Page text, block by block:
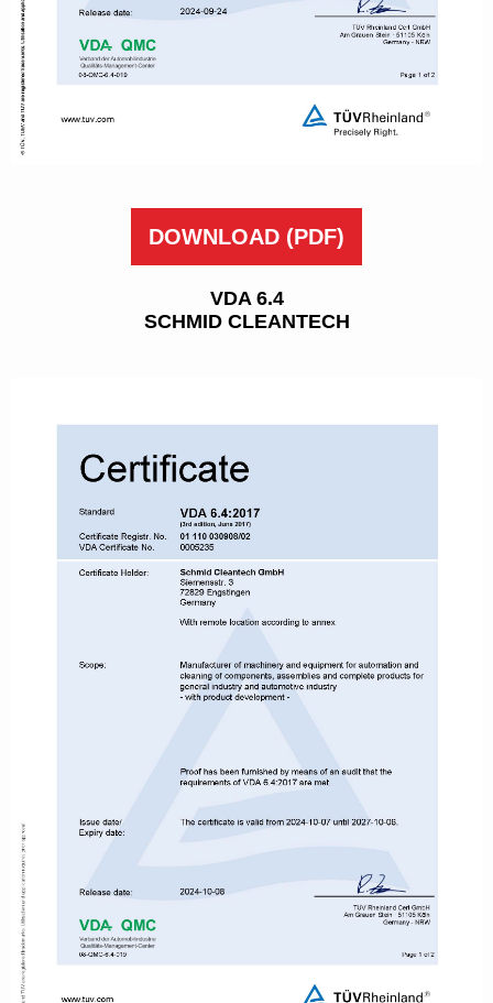
DOWNLOAD (PDF)
VDA 6.4
SCHMID CLEANTECH